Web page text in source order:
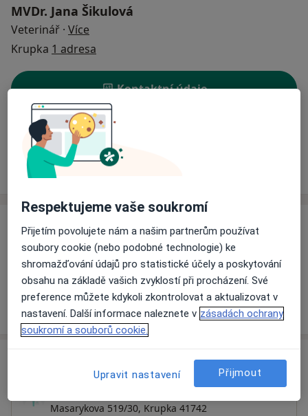
MVDr. Jana Šikulová
Veterinář · Více
Krupka 1 adresa
Kontaktní údaje
Rezervovat termín
Ceník
Ceník
Informace o službách a cenách nejsou k dispozici
Tento specialista ještě nepřidával žádné informace o
svých službách.
Masarykova 519/30, Krupka 41742
Respektujeme vaše soukromí
Přijetím povolujete nám a našim partnerům používat
soubory cookie (nebo podobné technologie) ke
shromažďování údajů pro statistické účely a poskytování
obsahu na základě vašich zvyklostí při procházení. Své
preference můžete kdykoli zkontrolovat a aktualizovat v
nastavení. Další informace naleznete v zásadách ochrany
soukromí a souborů cookie.
Upravit nastavení Přijmout